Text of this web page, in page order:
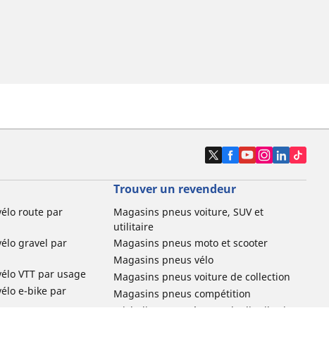
route par
gravel par
VTT par usage
e-bike par
Trouver un revendeur
Magasins pneus voiture, SUV et
utilitaire
Magasins pneus moto et scooter
Magasins pneus vélo
Magasins pneus voiture de collection
Magasins pneus compétition
Michelin et ses réseaux de distribution